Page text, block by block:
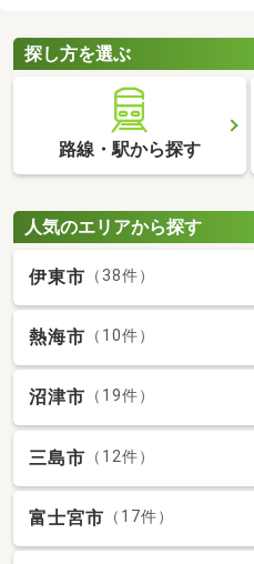
古の一戸建て物件を紹介します。
探し方を選ぶ
路線・駅から探す
人気のエリアから探す
伊東市 （38件）
熱海市 （10件）
沼津市 （19件）
三島市 （12件）
富士宮市 （17件）